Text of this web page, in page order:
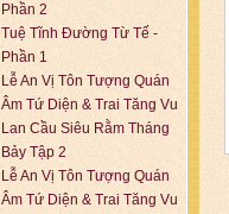
Phần 2
Tuệ Tĩnh Đường Từ Tế -
Phần 1
Lễ An Vị Tôn Tượng Quán
Âm Tứ Diện & Trai Tăng Vu
Lan Cầu Siêu Rằm Tháng
Bảy Tập 2
Lễ An Vị Tôn Tượng Quán
Âm Tứ Diện & Trai Tăng Vu